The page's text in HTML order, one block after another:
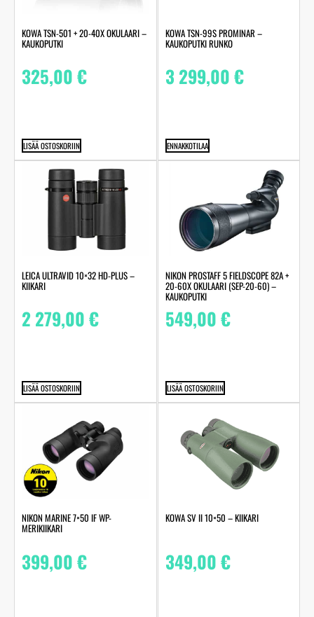
KOWA TSN-501 + 20-40X OKULAARI –
KAUKOPUTKI
325,00€
LISÄÄ OSTOSKORIIN
KOWA TSN-99S PROMINAR –
KAUKOPUTKI RUNKO
3 299,00€
ENNAKKOTILAA
LEICA ULTRAVID 10×32 HD-PLUS –
KIIKARI
2 279,00€
LISÄÄ OSTOSKORIIN
NIKON PROSTAFF 5 FIELDSCOPE 82A +
20-60X OKULAARI (SEP-20-60) –
KAUKOPUTKI
549,00€
LISÄÄ OSTOSKORIIN
NIKON MARINE 7×50 IF WP-
MERIKIIKARI
399,00€
KOWA SV II 10×50 – KIIKARI
349,00€